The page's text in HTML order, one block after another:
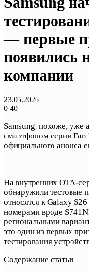
— первые
появились
компании
23.05.2026
0 40
Samsung, похоже, уже
смартфоном серии Fan
официального анонса
На внутренних OTA-
обнаружили тестовые
относятся к Galaxy
номерами вроде
региональными
это один из первых
тестирования
Содержание статьи